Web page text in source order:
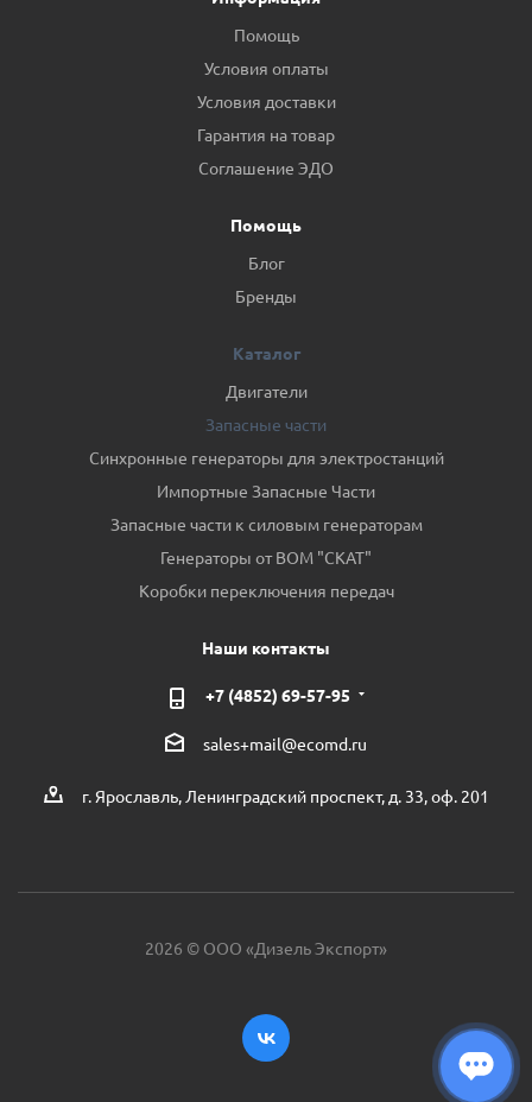
Помощь
Условия оплаты
Условия доставки
Гарантия на товар
Соглашение ЭДО
Помощь
Блог
Бренды
Каталог
Двигатели
Запасные части
Синхронные генераторы для электростанций
Импортные Запасные Части
Запасные части к силовым генераторам
Генераторы от ВОМ "СКАТ"
Коробки переключения передач
Наши контакты
+7 (4852) 69-57-95
sales+mail@ecomd.ru
г. Ярославль, Ленинградский проспект, д. 33, оф. 201
2026 © ООО «Дизель Экспорт»